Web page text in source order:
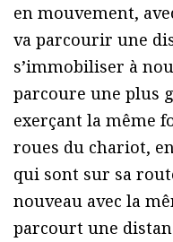
en mouvement,
va parcourir une
s’immobiliser à
parcoure une plus
exerçant la même
roues du chariot,
qui sont sur sa
nouveau avec la
parcourt une